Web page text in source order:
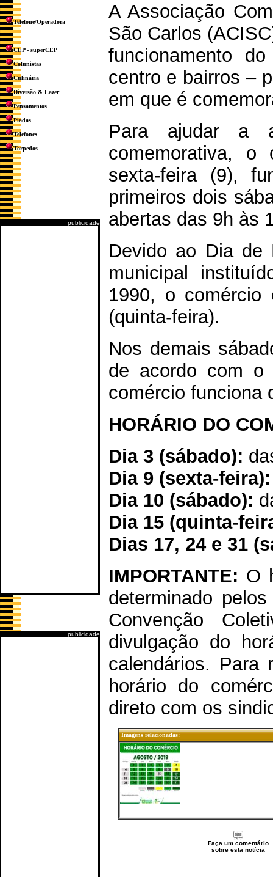
Telefone/Operadora
CEP - superCEP
Colunistas
Culinária
Diversão & Lazer
Pensamentos
Piadas
Telefones
Torpedos
publicidade
publicidade
A Associação
São Carlos
funcionamento
centro e bairros –
em que é
Para ajudar a
comemorativa, o
sexta-feira (9),
primeiros dois
abertas das 9h às
Devido ao Dia de
municipal
1990, o
(quinta-feira).
Nos demais
de acordo com o
comércio funciona
HORÁRIO DO
Dia 3 (sábado):
Dia 9 (sexta-feira):
Dia 10 (sábado):
Dia 15 (quinta-
Dias 17, 24 e 31
IMPORTANTE: O
determinado
Convenção
divulgação do
calendários. Para
horário do
direto com os
Imagens relacionadas:
Faça um comentário
sobre esta notícia